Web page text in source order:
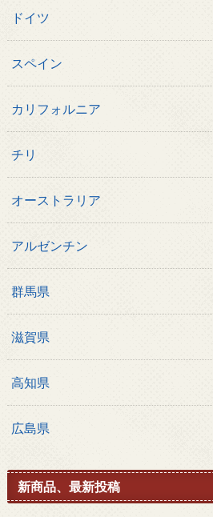
ドイツ
スペイン
カリフォルニア
チリ
オーストラリア
アルゼンチン
群馬県
滋賀県
高知県
広島県
新商品、最新投稿